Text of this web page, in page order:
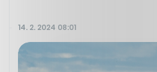
14. 2. 2024 08:01